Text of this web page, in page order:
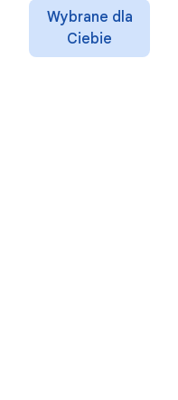
Wybrane dla
Ciebie